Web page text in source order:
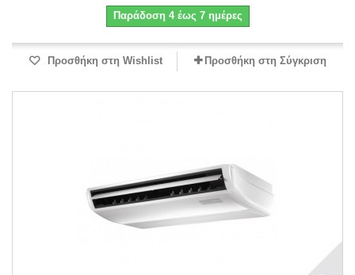
Παράδοση 4 έως 7 ημέρες
Προσθήκη στη Wishlist Προσθήκη στη Σύγκριση